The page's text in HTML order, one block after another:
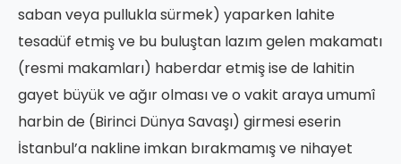
saban veya pullukla sürmek) yaparken lahite
tesadüf etmiş ve bu buluştan lazım gelen makamatı
(resmi makamları) haberdar etmiş ise de lahitin
gayet büyük ve ağır olması ve o vakit araya umumî
harbin de (Birinci Dünya Savaşı) girmesi eserin
İstanbul’a nakline imkan bırakmamış ve nihayet